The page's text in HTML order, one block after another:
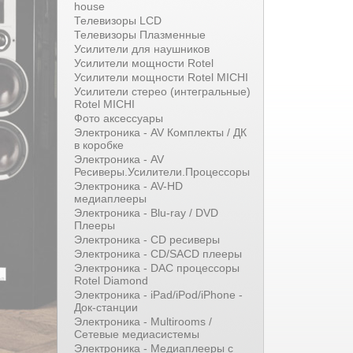
house
Телевизоры LCD
Телевизоры Плазменные
Усилители для наушников
Усилители мощности Rotel
Усилители мощности Rotel MICHI
Усилители стерео (интегральные)
Rotel MICHI
Фото аксессуары
Электроника - AV Комплекты / ДК
в коробке
Электроника - AV
Ресиверы.Усилители.Процессоры
Электроника - AV-HD
медиаплееры
Электроника - Blu-ray / DVD
Плееры
Электроника - CD ресиверы
Электроника - CD/SACD плееры
Электроника - DAC процессоры
Rotel Diamond
Электроника - iPad/iPod/iPhone -
Док-станции
Электроника - Multirooms /
Сетевые медиасистемы
Электроника - Медиаплееры с